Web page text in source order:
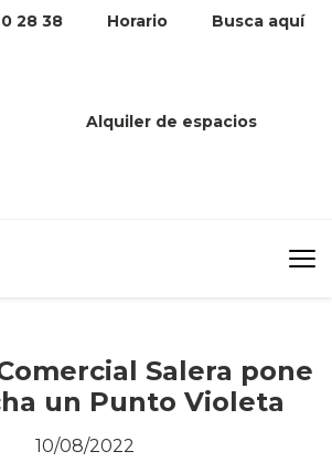
28 38 Horario Busca aquí
Alquiler de espacios
Centro Comercial Salera pone en marcha
Salera pone
un Punto Violeta
10/08/2022